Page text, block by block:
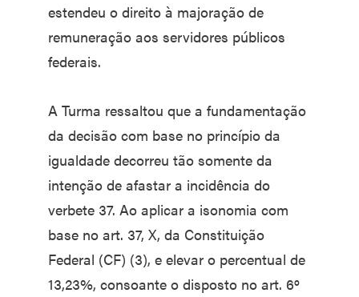
estendeu o direito à majoração de
remuneração aos servidores públicos
federais.
A Turma ressaltou que a fundamentação
da decisão com base no princípio da
igualdade decorreu tão somente da
intenção de afastar a incidência do
verbete 37. Ao aplicar a isonomia com
base no art. 37, X, da Constituição
Federal (CF) (3), e elevar o percentual de
13,23%, consoante o disposto no art. 6º